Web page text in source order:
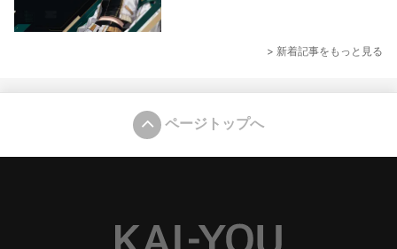
> 新着記事をもっと見る
ページトップへ